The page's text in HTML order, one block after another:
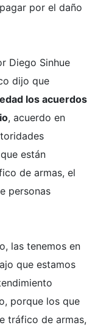
por el daño
Diego Sinhue
dijo que
los acuerdos
, acuerdo en
están
de armas, el
personas
las tenemos en
que estamos
porque los que
tráfico de armas,